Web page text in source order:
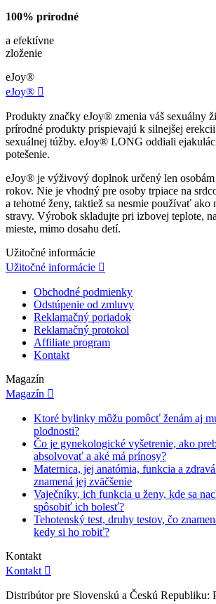
100% prírodné
a efektívne
zloženie
eJoy®
eJoy® 
Produkty značky eJoy® zmenia váš sexuálny
prírodné produkty prispievajú k silnejšej
sexuálnej túžby. eJoy® LONG oddiali
potešenie.
eJoy® je výživový doplnok určený len
rokov. Nie je vhodný pre osoby trpiace na
a tehotné ženy, taktiež sa nesmie používať ako
stravy. Výrobok skladujte pri izbovej teplote,
mieste, mimo dosahu detí.
Užitočné informácie
Užitočné informácie 
Obchodné podmienky
Odstúpenie od zmluvy
Reklamačný poriadok
Reklamačný protokol
Affiliate program
Kontakt
Magazín
Magazín 
Ktoré bylinky môžu pomôcť ženám aj
plodnosti?
Čo je gynekologické vyšetrenie, ako
absolvovať a aké má prínosy?
Maternica, jej anatómia, funkcia a
znamená jej zväčšenie
Vaječníky, ich funkcia u ženy, kde sa
spôsobiť ich bolesť?
Tehotenský test, druhy testov, čo
kedy si ho robiť?
Kontakt
Kontakt 
Distribútor pre Slovenskú a Českú Republiku: